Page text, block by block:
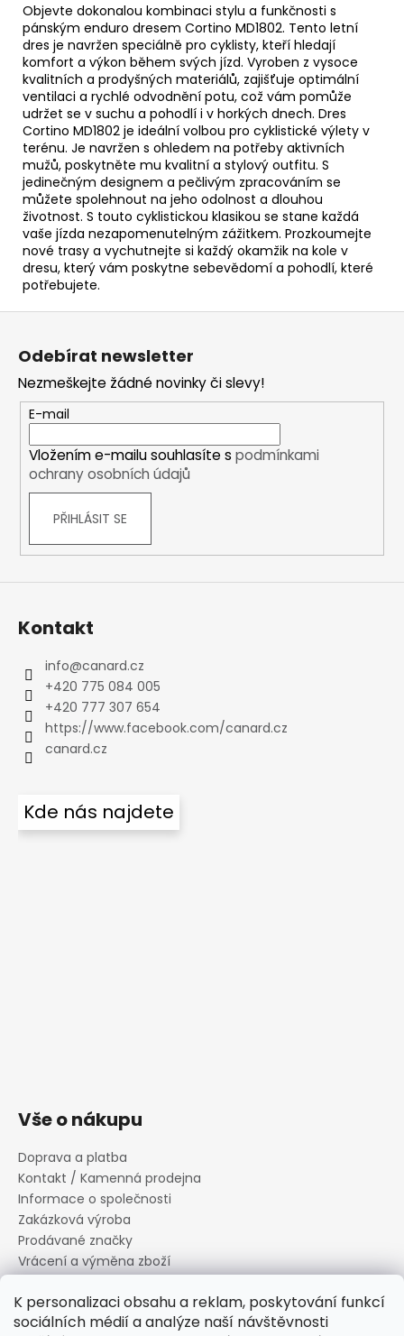
K personalizaci obsahu a reklam, poskytování funkcí
sociálních médií a analýze naší návštěvnosti
Objevte dokonalou kombinaci stylu a funkčnosti s
pánským enduro dresem Cortino MD1802. Tento letní
dres je navržen speciálně pro cyklisty, kteří hledají
komfort a výkon během svých jízd. Vyroben z vysoce
kvalitních a prodyšných materiálů, zajišťuje optimální
ventilaci a rychlé odvodnění potu, což vám pomůže
udržet se v suchu a pohodlí i v horkých dnech. Dres
Cortino MD1802 je ideální volbou pro cyklistické výlety v
terénu. Je navržen s ohledem na potřeby aktivních
mužů, poskytněte mu kvalitní a stylový outfitu. S
jedinečným designem a pečlivým zpracováním se
můžete spolehnout na jeho odolnost a dlouhou
životnost. S touto cyklistickou klasikou se stane každá
vaše jízda nezapomenutelným zážitkem. Prozkoumejte
nové trasy a vychutnejte si každý okamžik na kole v
dresu, který vám poskytne sebevědomí a pohodlí, které
potřebujete.
Z
Odebírat newsletter
Nezmeškejte žádné novinky či slevy!
E-mail
Vložením e-mailu souhlasíte s podmínkami
ochrany osobních údajů
PŘIHLÁSIT SE
Kontakt
info@canard.cz
+420 775 084 005
+420 777 307 654
https://www.facebook.com/canard.cz
canard.cz
Kde nás najdete
Vše o nákupu
Doprava a platba
Kontakt / Kamenná prodejna
Informace o společnosti
Zakázková výroba
Prodávané značky
Vrácení a výměna zboží
Informace o souborech cookies
Reklamační řád